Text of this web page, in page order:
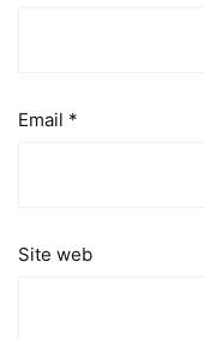
Email *
Site web